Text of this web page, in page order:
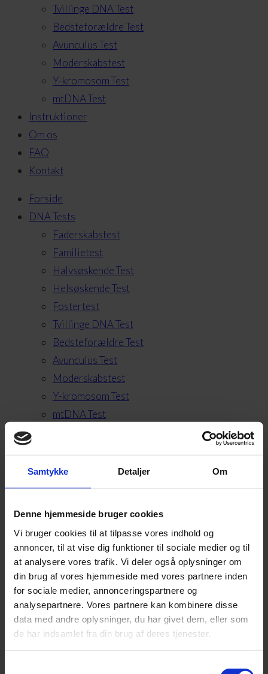
Samtykke Detaljer Om
Denne hjemmeside bruger cookies
Vi bruger cookies til at tilpasse vores indhold og
annoncer, til at vise dig funktioner til sociale medier og til
at analysere vores trafik. Vi deler også oplysninger om
din brug af vores hjemmeside med vores partnere inden
for sociale medier, annonceringspartnere og
analysepartnere. Vores partnere kan kombinere disse
data med andre oplysninger, du har givet dem, eller som
de har indsamlet fra din brug af deres tjenester.
Tvillinge DNA Test
Bedsteforældre Test
Avunculus Test
Moderskabstest
Y-kromosom Test
mtDNA Test
Instruktioner
Om os
FAQ
Kontakt
Forside
DNA Tests
Faderskabstest
Familietest
Halvsøskende Test
Helsøskende Test
Fostertest
Tvillinge DNA Test
Bedsteforældre Test
Avunculus Test
Moderskabstest
Y-kromosom Test
mtDNA Test
Instruktioner
FAQ
Kontakt
Valgt:
Moderskabstest
Fra:1.575,00 DKK
Vælg muligheder